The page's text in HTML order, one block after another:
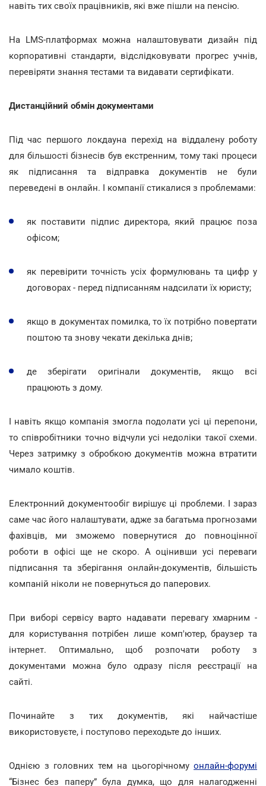
навіть тих своїх працівників, які вже пішли на пенсію.
На LMS-платформах можна налаштовувати дизайн під
корпоративні стандарти, відслідковувати прогрес учнів,
перевіряти знання тестами та видавати сертифікати.
Дистанційний обмін документами
Під час першого локдауна перехід на віддалену роботу
для більшості бізнесів був екстренним, тому такі процеси
як підписання та відправка документів не були
переведені в онлайн. І компанії стикалися з проблемами:
як поставити підпис директора, який працює поза
офісом;
як перевірити точність усіх формулювань та цифр у
договорах - перед підписанням надсилати їх юристу;
якщо в документах помилка, то їх потрібно повертати
поштою та знову чекати декілька днів;
де зберігати оригінали документів, якщо всі
працюють з дому.
І навіть якщо компанія змогла подолати усі ці перепони,
то співробітники точно відчули усі недоліки такої схеми.
Через затримку з обробкою документів можна втратити
чимало коштів.
Електронний документообіг вирішує ці проблеми. І зараз
саме час його налаштувати, адже за багатьма прогнозами
фахівців, ми зможемо повернутися до повноцінної
роботи в офісі ще не скоро. А оцінивши усі переваги
підписання та зберігання онлайн-документів, більшість
компаній ніколи не повернуться до паперових.
При виборі сервісу варто надавати перевагу хмарним -
для користування потрібен лише комп'ютер, браузер та
інтернет. Оптимально, щоб розпочати роботу з
документами можна було одразу після реєстрації на
сайті.
Починайте з тих документів, які найчастіше
використовуєте, і поступово переходьте до інших.
Однією з головних тем на цьогорічному онлайн-форумі
“Бізнес без паперу” була думка, що для налагодженні